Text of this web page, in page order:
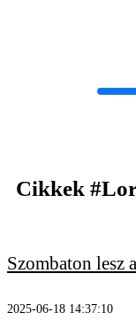
Cikkek
Szombaton lesz
2025-06-18 14:37:10